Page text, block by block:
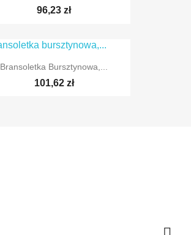
96,23 zł
Bransoletka Bursztynowa,...
101,62 zł